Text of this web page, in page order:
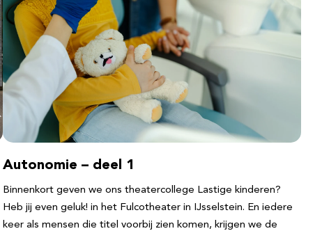
Autonomie – deel 1
Binnenkort geven we ons theatercollege Lastige kinderen?
Heb jij even geluk! in het Fulcotheater in IJsselstein. En iedere
keer als mensen die titel voorbij zien komen, krijgen we de